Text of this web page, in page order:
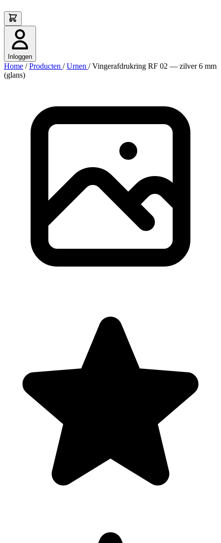
Inloggen
Home / Producten / Urnen / Vingerafdrukring RF 02 — zilver 6 mm
(glans)